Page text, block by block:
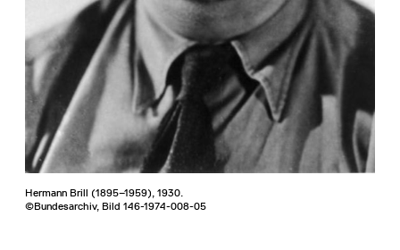
Hermann Brill (1895–1959), 1930.
©Bundesarchiv, Bild 146-1974-008-05